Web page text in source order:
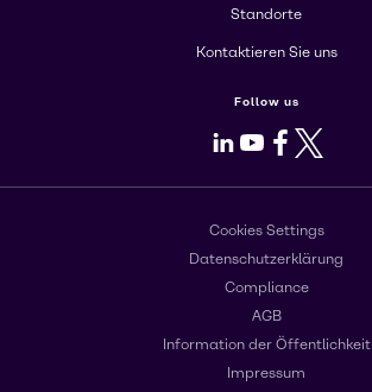
Standorte
Kontaktieren Sie uns
Follow us
LinkedIn
Youtube
Facebook
X
Cookies Settings
Datenschutzerklärung
Compliance
AGB
Information der Öffentlichkeit
Impressum